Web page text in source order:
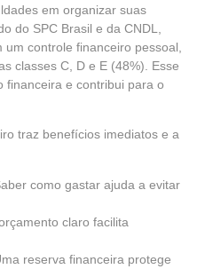
em organizar suas
do SPC Brasil e da CNDL,
controle financeiro pessoal,
classes C, D e E (48%). Esse
financeira e contribui para o
traz benefícios imediatos e a
como gastar ajuda a evitar
claro facilita
reserva financeira protege